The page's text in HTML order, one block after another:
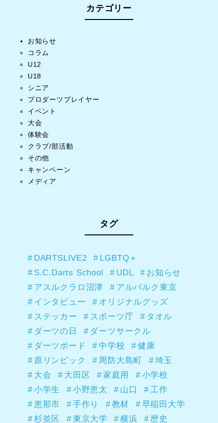
カテゴリー
お知らせ
コラム
U12
U18
シニア
プロダーツプレイヤー
イベント
大会
体験会
クラブ/部活動
その他
キャンペーン
メディア
タグ
DARTSLIVE2
LGBTQ＋
S.C.Darts School
UDL
お知らせ
アスルクラロ沼津
アルバルク東京
インタビュー
オリジナルグッズ
ステッカー
スポーツ庁
タオル
ダーツの日
ダーツサークル
ダーツボード
中学校
健康
原リンピック
周防大島町
埼玉
大会
大田区 家庭用
小学校
小学生
小野恵太 山口
工作
恵那市
手作り 教材
早稲田大学
杉並区
東京大学 横浜
歴史